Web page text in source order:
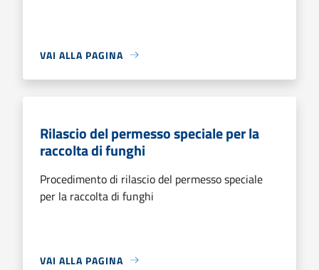
VAI ALLA PAGINA
Rilascio del permesso speciale per la
raccolta di funghi
Procedimento di rilascio del permesso speciale
per la raccolta di funghi
VAI ALLA PAGINA